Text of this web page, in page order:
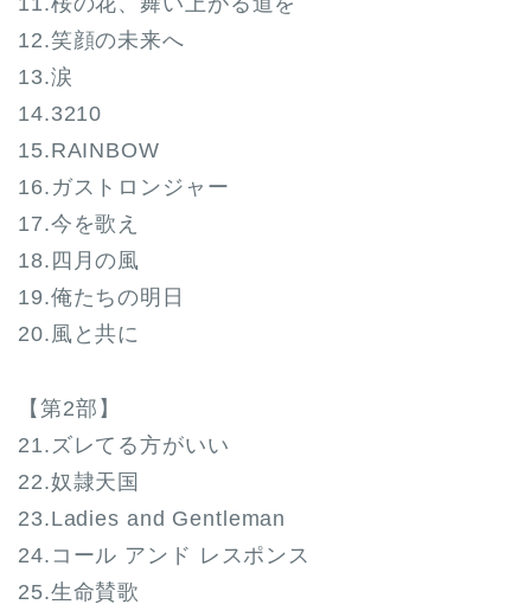
12.笑顔の未来へ
13.涙
14.3210
15.RAINBOW
16.ガストロンジャー
17.今を歌え
18.四月の風
19.俺たちの明日
20.風と共に
【第2部】
21.ズレてる方がいい
22.奴隷天国
23.Ladies and Gentleman
24.コール アンド レスポンス
25.生命賛歌